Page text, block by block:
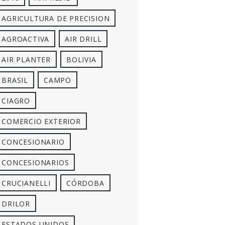
AGRICULTURA DE PRECISION
AGROACTIVA AIR DRILL
AIR PLANTER BOLIVIA
BRASIL CAMPO
CIAGRO
COMERCIO EXTERIOR
CONCESIONARIO
CONCESIONARIOS
CRUCIANELLI CÓRDOBA
DRILOR